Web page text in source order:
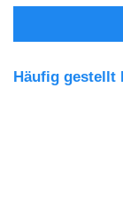
Häufig gestellt